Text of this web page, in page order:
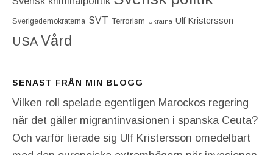
Sverigedemokraterna SVT Terrorism Ukraina Ulf Kristersson
USA Vård
SENAST FRÅN MIN BLOGG
Vilken roll spelade egentligen Marockos regering
när det gäller migrantinvasionen i spanska Ceuta?
Och varför lierade sig Ulf Kristersson omedelbart